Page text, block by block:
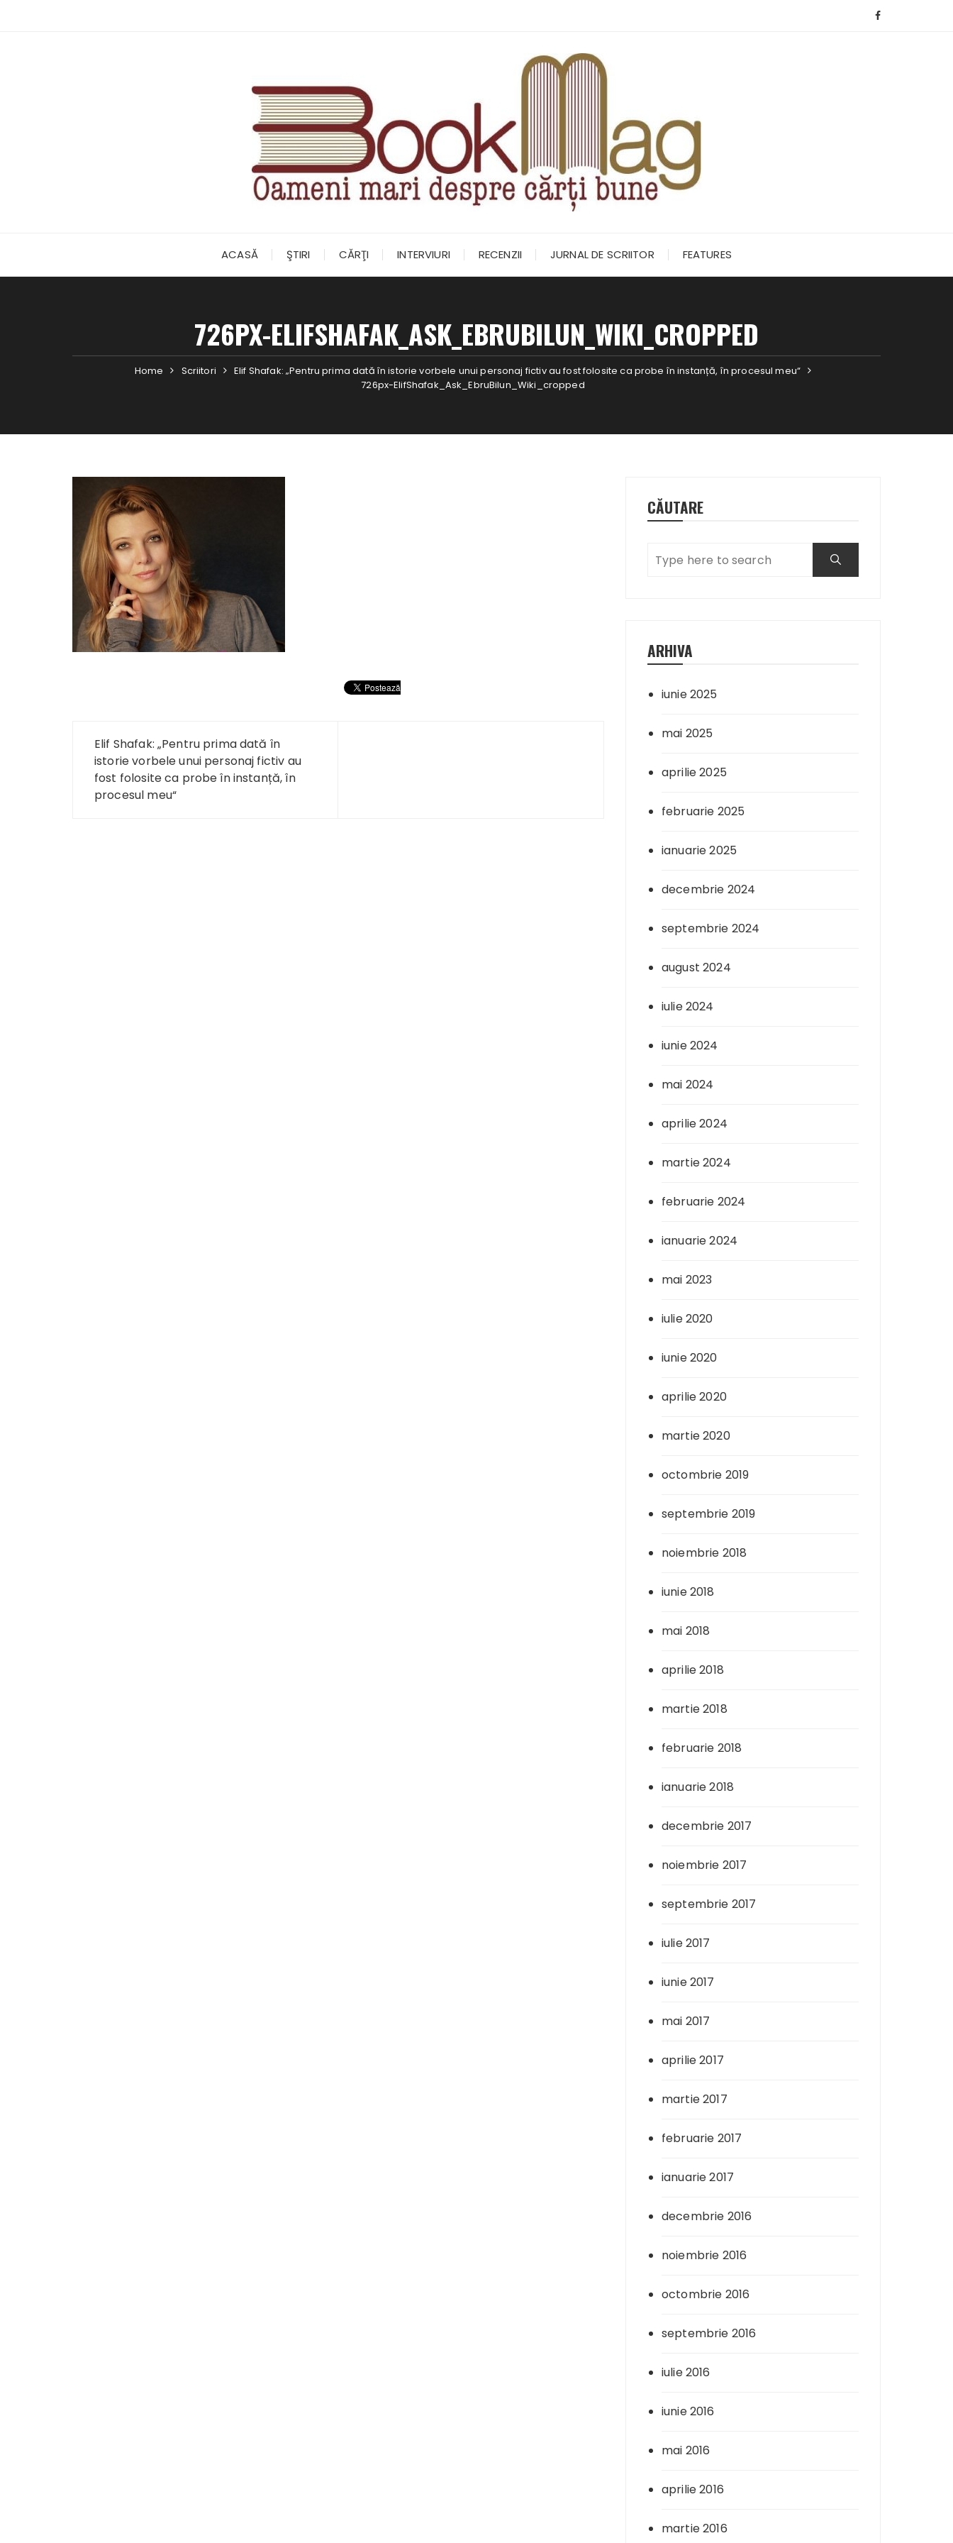
ACASĂ ŞTIRI CĂRŢI INTERVIURI RECENZII JURNAL DE SCRIITOR FEATURES
726PX-ELIFSHAFAK_ASK_EBRUBILUN_WIKI_CROPPED
Home Scriitori
Elif Shafak: „Pentru prima dată în istorie vorbele unui personaj fictiv au fost folosite ca probe în instanță, în procesul meu“
726px-ElifShafak_Ask_EbruBilun_Wiki_cropped
Navigare
articole
Elif Shafak: „Pentru prima dată în
istorie vorbele unui personaj fictiv au
fost folosite ca probe în instanță, în
procesul meu“
CĂUTARE
ARHIVA
iunie 2025
mai 2025
aprilie 2025
februarie 2025
ianuarie 2025
decembrie 2024
septembrie 2024
august 2024
iulie 2024
iunie 2024
mai 2024
aprilie 2024
martie 2024
februarie 2024
ianuarie 2024
mai 2023
iulie 2020
iunie 2020
aprilie 2020
martie 2020
octombrie 2019
septembrie 2019
noiembrie 2018
iunie 2018
mai 2018
aprilie 2018
martie 2018
februarie 2018
ianuarie 2018
decembrie 2017
noiembrie 2017
septembrie 2017
iulie 2017
iunie 2017
mai 2017
aprilie 2017
martie 2017
februarie 2017
ianuarie 2017
decembrie 2016
noiembrie 2016
octombrie 2016
septembrie 2016
iulie 2016
iunie 2016
mai 2016
aprilie 2016
martie 2016